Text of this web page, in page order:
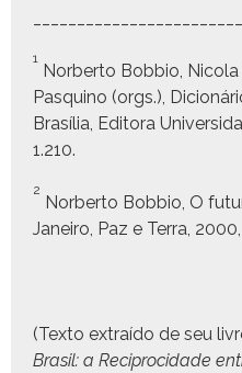
1
Nor­ber­to Bob­bio,
Pasquino (orgs.),
Brasília, Edi­to­ra
1.210.
2
Nor­ber­to Bob­bio, O
Janeiro, Paz e Ter­ra,
(Tex­to extraí­do de seu
Brasil: a Rec­i­pro­ci­dade